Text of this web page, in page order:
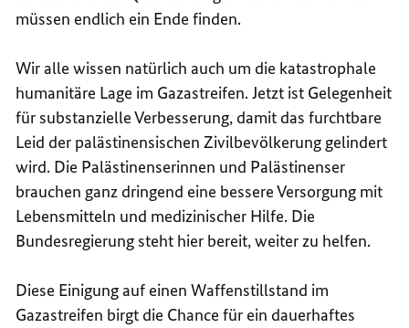
müssen endlich ein Ende finden.
Wir alle wissen natürlich auch um die katastrophale
humanitäre Lage im Gazastreifen. Jetzt ist Gelegenheit
für substanzielle Verbesserung, damit das furchtbare
Leid der palästinensischen Zivilbevölkerung gelindert
wird. Die Palästinenserinnen und Palästinenser
brauchen ganz dringend eine bessere Versorgung mit
Lebensmitteln und medizinischer Hilfe. Die
Bundesregierung steht hier bereit, weiter zu helfen.
Diese Einigung auf einen Waffenstillstand im
Gazastreifen birgt die Chance für ein dauerhaftes